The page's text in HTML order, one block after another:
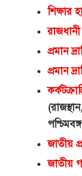
শিক্ষার
রাজধানী
প্রমান
প্রমান
জাতীয়
জাতীয়